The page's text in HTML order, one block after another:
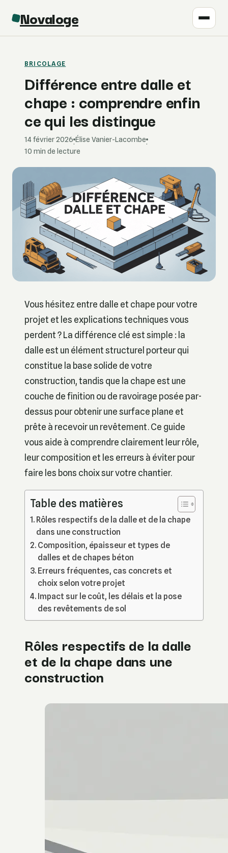
Novaloge
BRICOLAGE
Différence entre dalle et
chape : comprendre enfin
ce qui les distingue
14 février 2026
·
Élise Vanier-Lacombe
·
10 min de lecture
Vous hésitez entre dalle et chape pour votre
projet et les explications techniques vous
perdent ? La différence clé est simple : la
dalle est un élément structurel porteur qui
constitue la base solide de votre
construction, tandis que la chape est une
couche de finition ou de ravoirage posée par-
dessus pour obtenir une surface plane et
prête à recevoir un revêtement. Ce guide
vous aide à comprendre clairement leur rôle,
leur composition et les erreurs à éviter pour
faire les bons choix sur votre chantier.
Table des matières
Rôles respectifs de la dalle et de la chape
dans une construction
Composition, épaisseur et types de
dalles et de chapes béton
Erreurs fréquentes, cas concrets et
choix selon votre projet
Impact sur le coût, les délais et la pose
des revêtements de sol
Rôles respectifs de la dalle
et de la chape dans une
construction